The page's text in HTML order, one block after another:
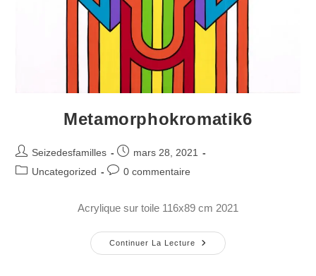
Metamorphokromatik6
Seizedesfamilles
mars 28, 2021
Uncategorized
0 commentaire
Acrylique sur toile 116x89 cm 2021
Continuer La Lecture